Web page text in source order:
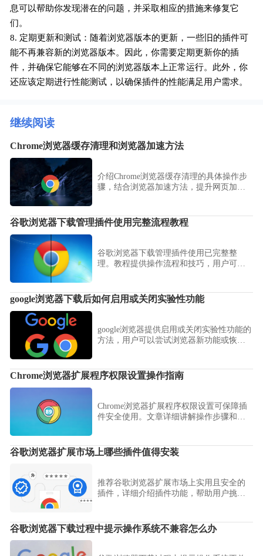
息可以帮助你发现潜在的问题，并采取相应的措施来修复它
们。
8. 定期更新和测试：随着浏览器版本的更新，一些旧的插件可
能不再兼容新的浏览器版本。因此，你需要定期更新你的插
件，并确保它能够在不同的浏览器版本上正常运行。此外，你
还应该定期进行性能测试，以确保插件的性能满足用户需求。
继续阅读
Chrome浏览器缓存清理和浏览器加速方法
介绍Chrome浏览器缓存清理的具体操作步
骤，结合浏览器加速方法，提升网页加载
谷歌浏览器下载管理插件使用完整流程教程
谷歌浏览器下载管理插件使用已完整整
理。教程提供操作流程和技巧，用户可高
google浏览器下载后如何启用或关闭实验性功能
google浏览器提供启用或关闭实验性功能的
方法，用户可以尝试浏览器新功能或恢复
Chrome浏览器扩展程序权限设置操作指南
Chrome浏览器扩展程序权限设置可保障插
件安全使用。文章详细讲解操作步骤和技
谷歌浏览器扩展市场上哪些插件值得安装
推荐谷歌浏览器扩展市场上实用且安全的
插件，详细介绍插件功能，帮助用户挑选
谷歌浏览器下载过程中提示操作系统不兼容怎么办